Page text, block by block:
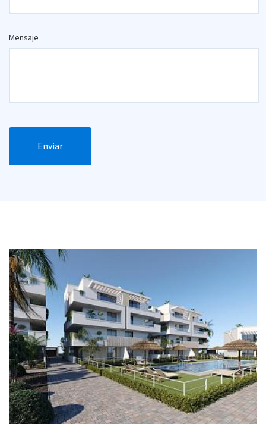
Mensaje
Enviar